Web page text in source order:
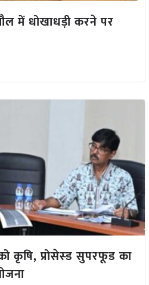
में धोखाधड़ी करने पर
कृषि, प्रोसेस्ड सुपरफूड का